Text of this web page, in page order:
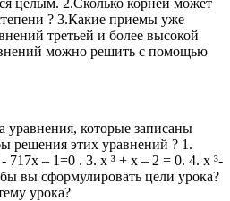
? 3.Какие приемы уже
третьей и более высокой
можно решить с помощью
которые записаны
решения этих уравнений ? 1.
717х – 1=0 . 3. х ³ + х – 2 = 0. 4. х ³-
вы сформулировать цели урока?
урока?